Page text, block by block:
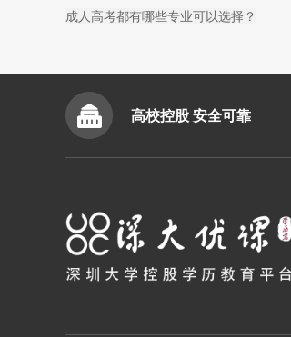
成人高考都有哪些专业可以选择？
高校控股 安全可靠